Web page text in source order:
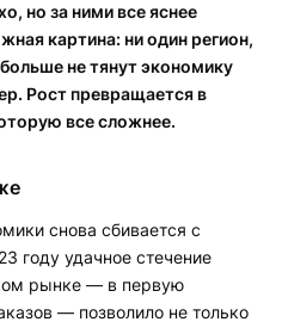
но за ними все яснее
картина: ни один регион,
не тянут экономику
Рост превращается в
все сложнее.
снова сбивается с
году удачное стечение
рынке — в первую
— позволило не только